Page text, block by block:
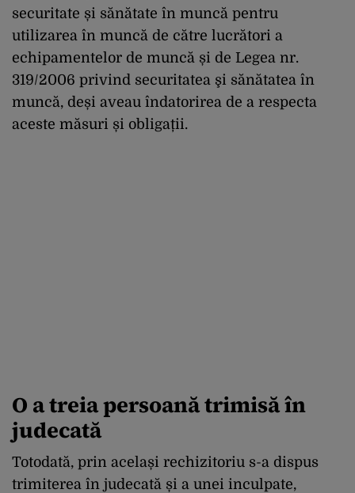
securitate și sănătate în muncă pentru
utilizarea în muncă de către lucrători a
echipamentelor de muncă și de Legea nr.
319/2006 privind securitatea şi sănătatea în
muncă, deși aveau îndatorirea de a respecta
aceste măsuri și obligații.
O a treia persoană trimisă în
judecată
Totodată, prin același rechizitoriu s-a dispus
trimiterea în judecată și a unei inculpate,